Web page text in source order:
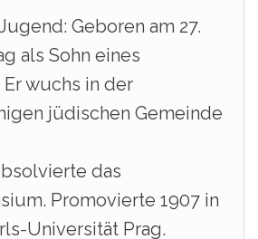
Geboren am 27.
als Sohn eines
wuchs in der
jüdischen Gemeinde
das
Promovierte 1907 in
Universität Prag.